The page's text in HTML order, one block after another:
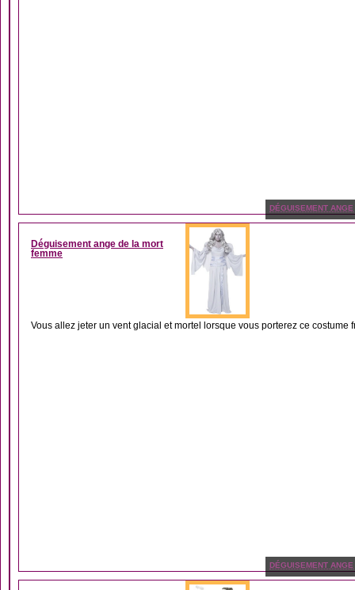
DÉGUISEMENT ANGE
Déguisement ange de la mort
femme
Vous allez jeter un vent glacial et mortel lorsque vous porterez ce costume
DÉGUISEMENT ANGE